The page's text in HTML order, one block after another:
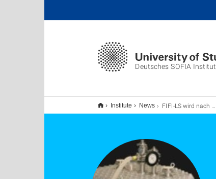
Deutsches SOFIA Institut
Institute News FIFI-LS wird nach Kalifornien verschifft